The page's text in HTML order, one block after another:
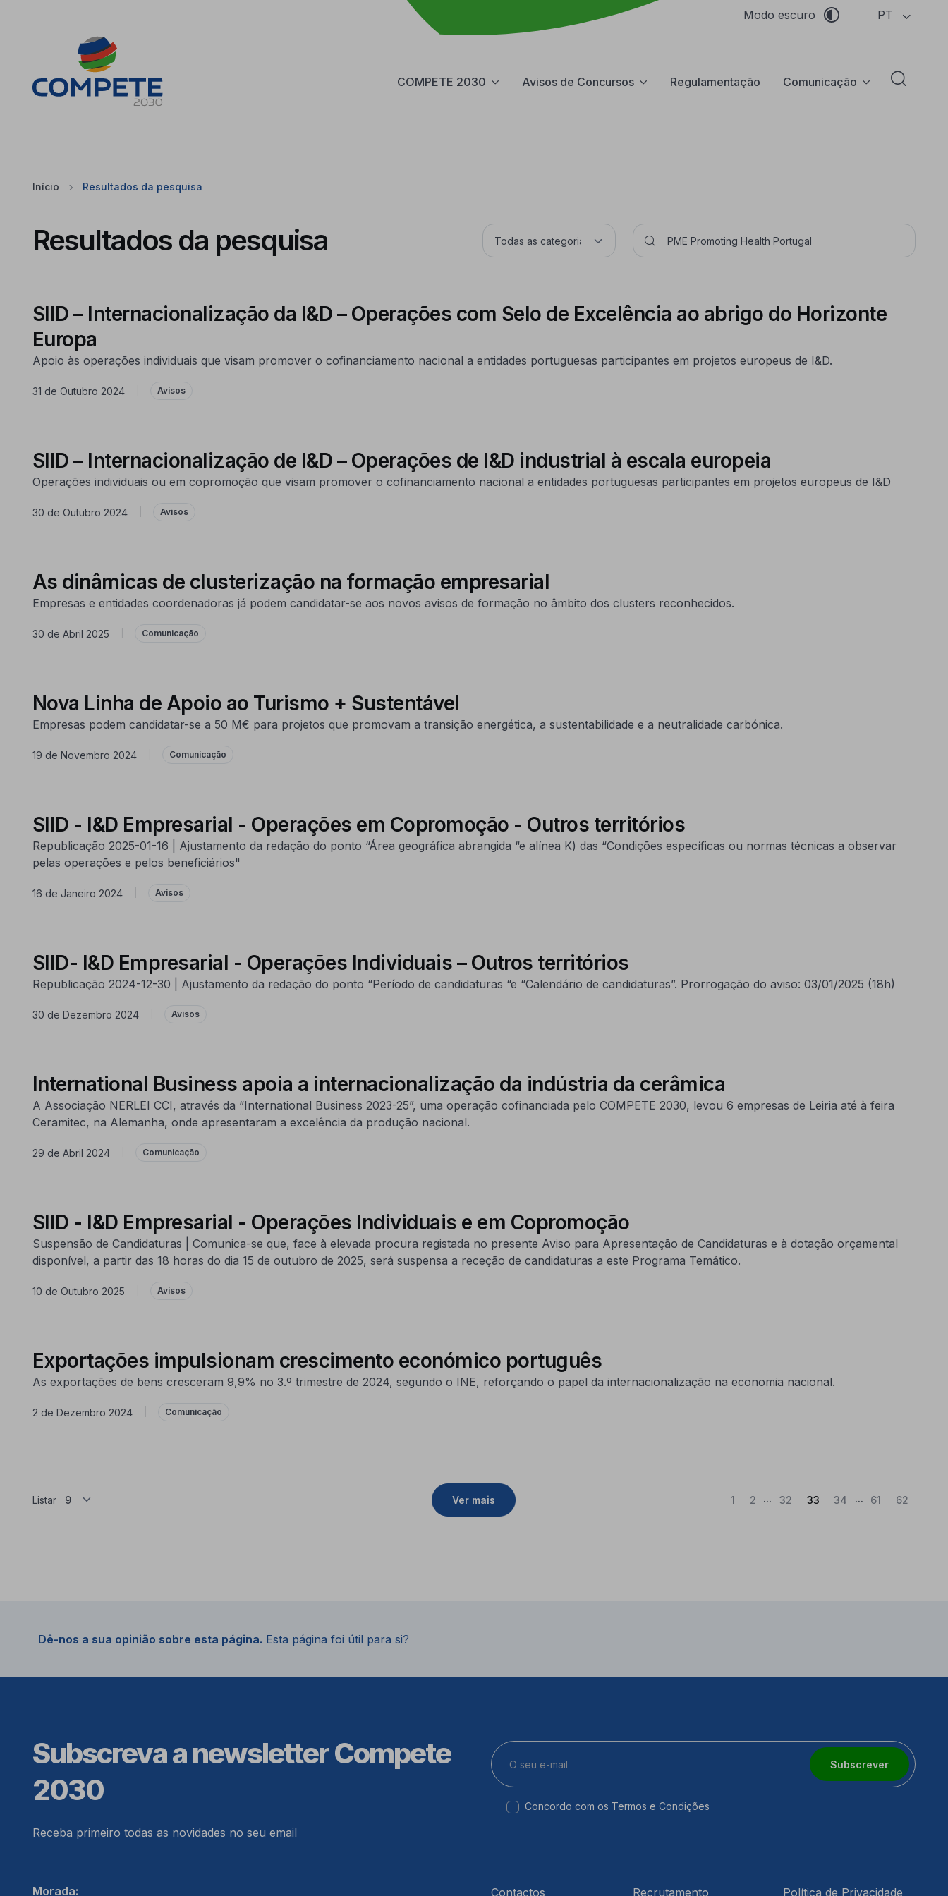
Modo escuro PT
COMPETE 2030 Avisos de Concursos Regulamentação Comunicação Abrir
Início Resultados da pesquisa
Resultados da pesquisa
SIID – Internacionalização da I&D – Operações com Selo de Excelência ao abrigo do Horizonte
Europa
Apoio às operações individuais que visam promover o cofinanciamento nacional a entidades portuguesas participantes em projetos europeus de I&D.
31 de Outubro 2024 Avisos
SIID – Internacionalização de I&D – Operações de I&D industrial à escala europeia
Operações individuais ou em copromoção que visam promover o cofinanciamento nacional a entidades portuguesas participantes em projetos europeus de I&D
30 de Outubro 2024 Avisos
As dinâmicas de clusterização na formação empresarial
Empresas e entidades coordenadoras já podem candidatar-se aos novos avisos de formação no âmbito dos clusters reconhecidos.
30 de Abril 2025 Comunicação
Nova Linha de Apoio ao Turismo + Sustentável
Empresas podem candidatar-se a 50 M€ para projetos que promovam a transição energética, a sustentabilidade e a neutralidade carbónica.
19 de Novembro 2024 Comunicação
SIID - I&D Empresarial - Operações em Copromoção - Outros territórios
Republicação 2025-01-16 | Ajustamento da redação do ponto “Área geográfica abrangida “e alínea K) das “Condições específicas ou normas técnicas a observar
pelas operações e pelos beneficiários"
16 de Janeiro 2024 Avisos
SIID- I&D Empresarial - Operações Individuais – Outros territórios
Republicação 2024-12-30 | Ajustamento da redação do ponto “Período de candidaturas “e “Calendário de candidaturas”. Prorrogação do aviso: 03/01/2025 (18h)
30 de Dezembro 2024 Avisos
International Business apoia a internacionalização da indústria da cerâmica
A Associação NERLEI CCI, através da “International Business 2023-25”, uma operação cofinanciada pelo COMPETE 2030, levou 6 empresas de Leiria até à feira
Ceramitec, na Alemanha, onde apresentaram a excelência da produção nacional.
29 de Abril 2024 Comunicação
SIID - I&D Empresarial - Operações Individuais e em Copromoção
Suspensão de Candidaturas | Comunica-se que, face à elevada procura registada no presente Aviso para Apresentação de Candidaturas e à dotação orçamental
disponível, a partir das 18 horas do dia 15 de outubro de 2025, será suspensa a receção de candidaturas a este Programa Temático.
10 de Outubro 2025 Avisos
Exportações impulsionam crescimento económico português
As exportações de bens cresceram 9,9% no 3.º trimestre de 2024, segundo o INE, reforçando o papel da internacionalização na economia nacional.
2 de Dezembro 2024 Comunicação
Listar Ver mais 1 2 ... 32 33(Atual)
34 ... 61 62
Dê-nos a sua opinião sobre esta página. Esta página foi útil para si?
Subscreva a newsletter Compete
2030
Receba primeiro todas as novidades no seu email
Subscrever
Concordo com os Termos e Condições
Morada: Contactos Recrutamento Política de Privacidade